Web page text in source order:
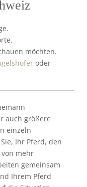
möchten.
oder
auch größere
einzeln
Ihr Pferd, den
mehr
gemeinsam
Ihrem Pferd